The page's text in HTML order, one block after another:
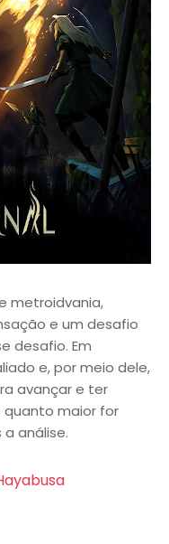
metroidvania,
e um desafio
desafio. Em
e, por meio dele,
avançar e ter
maior for
análise.